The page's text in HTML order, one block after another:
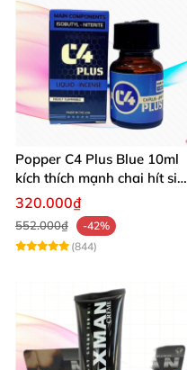
Popper C4 Plus Blue 10ml
kích thích mạnh chai hít siêu
đỉnh
320.000₫
552.000₫
-42%
(844)